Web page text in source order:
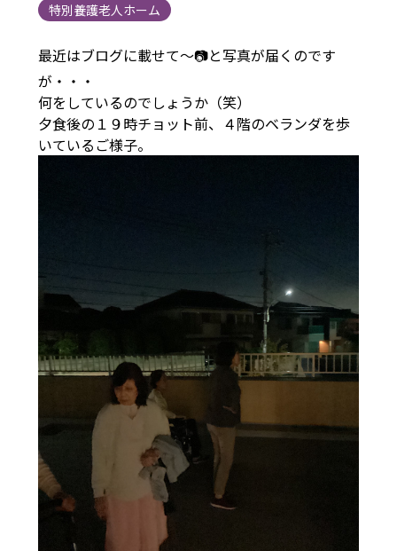
特別養護老人ホーム
最近はブログに載せて～📷と写真が届くのです
が・・・
何をしているのでしょうか（笑）
夕食後の１９時チョット前、４階のベランダを歩
いているご様子。